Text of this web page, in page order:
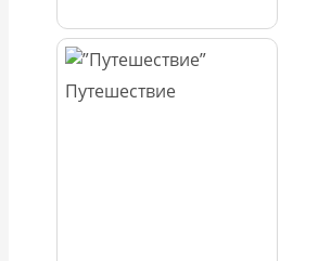
Путешествие